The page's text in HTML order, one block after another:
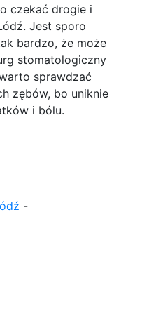
czekać drogie i
Jest sporo
bardzo, że może
stomatologiczny
sprawdzać
zębów, bo uniknie
i bólu.
-